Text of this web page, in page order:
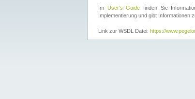
Im User's Guide finden Sie
Implementierung und gibt Informationen
Link zur WSDL Datei: https://